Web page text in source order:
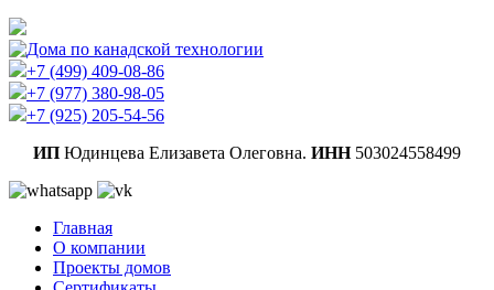
+7 (499) 409-08-86
+7 (977) 380-98-05
+7 (925) 205-54-56
ИП Юдинцева Елизавета Олеговна. ИНН503024558499
Главная
О компании
Проекты домов